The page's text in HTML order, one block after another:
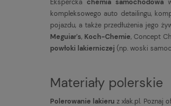
kompleksowego auto detailingu,
pojazdu, a także przedłużenia jego
Meguiar's Koch-Chemie , Concept
powłoki lakierniczej (np. woski
Materiały polerskie
Polerowanie lakieru z xlak.pl. Poznaj